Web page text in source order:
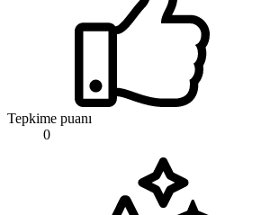
Tepkime puanı
0